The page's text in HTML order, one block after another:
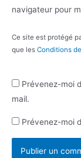
navigateur pour
Ce site est protégé
que les Conditions
Prévenez-moi
mail.
Prévenez-moi